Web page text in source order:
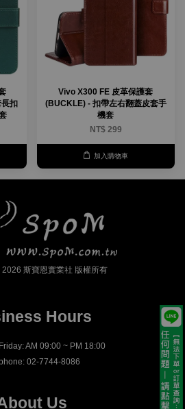
扣
Vivo X300 FE 皮革保護套
(BUCKLE) - 扣帶左右翻蓋皮套手
機套
NT$ 299
加入購物車
斯寶恩實業社 版權所有
Hours
AM 09:00 ~ PM 18:00
02-7744-8086
Us